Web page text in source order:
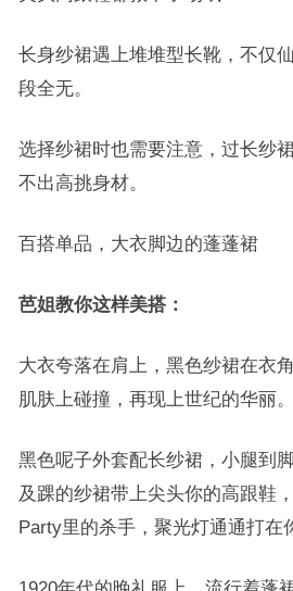
长身纱裙遇上堆堆型长靴，不仅
段全无。
选择纱裙时也需要注意，过长纱
不出高挑身材。
百搭单品，大衣脚边的蓬蓬裙
芭姐教你这样美搭：
大衣夸落在肩上，黑色纱裙在衣
肌肤上碰撞，再现上世纪的华丽。
黑色呢子外套配长纱裙，小腿到
及踝的纱裙带上尖头你的高跟鞋
Party里的杀手，聚光灯通通打在